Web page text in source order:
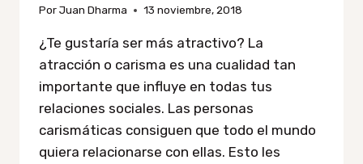
PorJuan Dharma 13 noviembre, 2018
¿Te gustaría ser más atractivo? La
atracción o carisma es una cualidad tan
importante que influye en todas tus
relaciones sociales. Las personas
carismáticas consiguen que todo el mundo
quiera relacionarse con ellas. Esto les